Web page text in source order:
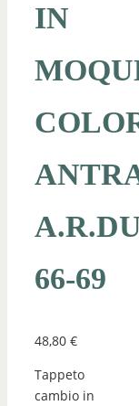
IN
66-69
48,80 €
Tappeto
cambio in